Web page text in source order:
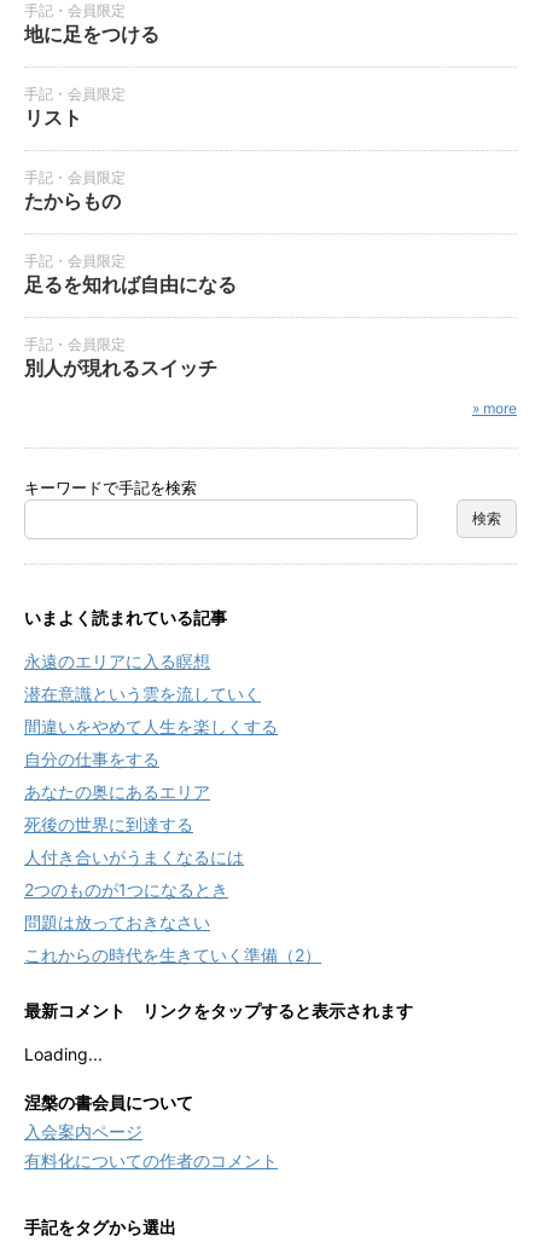
手記・会員限定
地に足をつける
手記・会員限定
リスト
手記・会員限定
たからもの
手記・会員限定
足るを知れば自由になる
手記・会員限定
別人が現れるスイッチ
» more
キーワードで手記を検索
いまよく読まれている記事
永遠のエリアに入る瞑想
潜在意識という雲を流していく
間違いをやめて人生を楽しくする
自分の仕事をする
あなたの奥にあるエリア
死後の世界に到達する
人付き合いがうまくなるには
2つのものが1つになるとき
問題は放っておきなさい
これからの時代を生きていく準備（2）
最新コメント リンクをタップすると表示されます
Loading...
涅槃の書会員について
入会案内ページ
有料化についての作者のコメント
手記をタグから選出